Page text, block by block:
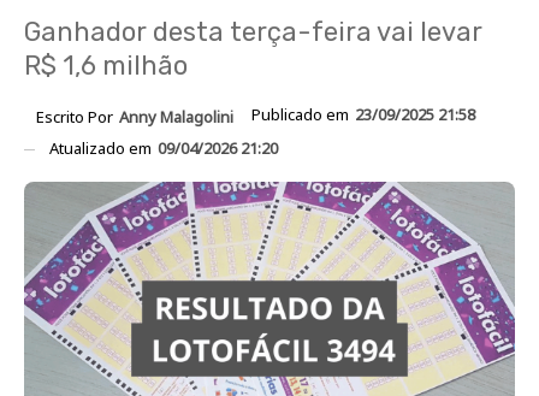
Ganhador desta terça-feira vai levar
R$ 1,6 milhão
Escrito Por Anny Malagolini Publicado em 23/09/2025 21:58
Atualizado em 09/04/2026 21:20